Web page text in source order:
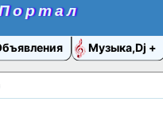
Музыка,Dj